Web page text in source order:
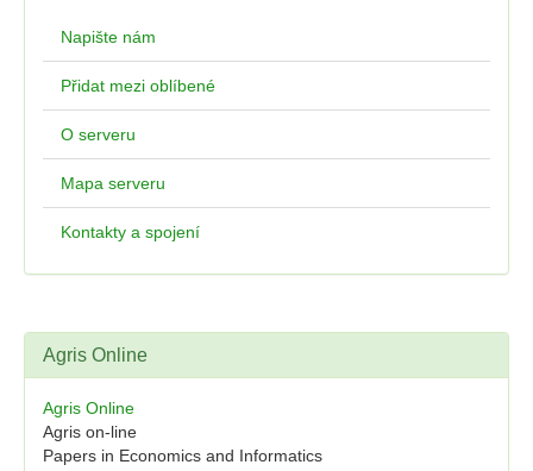
Napište nám
Přidat mezi oblíbené
O serveru
Mapa serveru
Kontakty a spojení
Agris Online
Agris Online
Agris on-line
Papers in Economics and Informatics